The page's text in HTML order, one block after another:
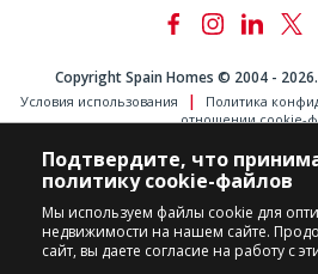
Copyright Spain Homes © 2004 -
Условия использования Политика
отношении cookie-
Подтвердите, что
политику cookie-файлов
Мы используем файлы cookie для
недвижимости на нашем сайте.
сайт, вы даете согласие на работу с